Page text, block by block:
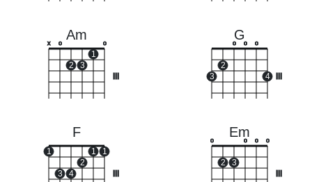
Am
x o
2 3
1
o
G
3
2
o o o
4
F
1
3 4
2
1 1
Em
o
2 3
o o o